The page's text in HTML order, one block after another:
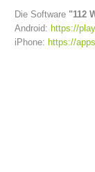
Vorstand
Die Software "112
Android: https://
iPhone: https://